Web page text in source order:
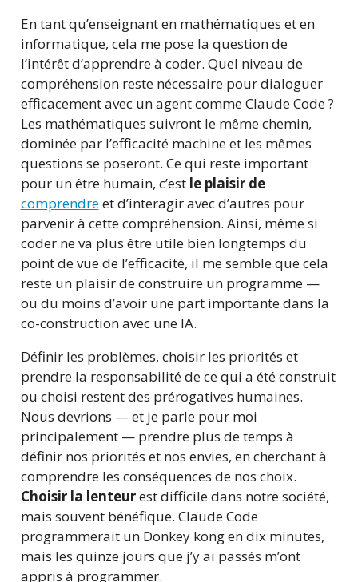
En tant qu’enseignant en mathématiques et en
informatique, cela me pose la question de
l’intérêt d’apprendre à coder. Quel niveau de
compréhension reste nécessaire pour dialoguer
efficacement avec un agent comme Claude Code ?
Les mathématiques suivront le même chemin,
dominée par l’efficacité machine et les mêmes
questions se poseront. Ce qui reste important
pour un être humain, c’est le plaisir de
comprendreet d’interagir avec d’autres pour
parvenir à cette compréhension. Ainsi, même si
coder ne va plus être utile bien longtemps du
point de vue de l’efficacité, il me semble que cela
reste un plaisir de construire un programme —
ou du moins d’avoir une part importante dans la
co-construction avec une IA.
Définir les problèmes, choisir les priorités et
prendre la responsabilité de ce qui a été construit
ou choisi restent des prérogatives humaines.
Nous devrions — et je parle pour moi
principalement — prendre plus de temps à
définir nos priorités et nos envies, en cherchant à
comprendre les conséquences de nos choix.
Choisir la lenteurest difficile dans notre société,
mais souvent bénéfique. Claude Code
programmerait un Donkey kong en dix minutes,
mais les quinze jours que j’y ai passés m’ont
appris à programmer.